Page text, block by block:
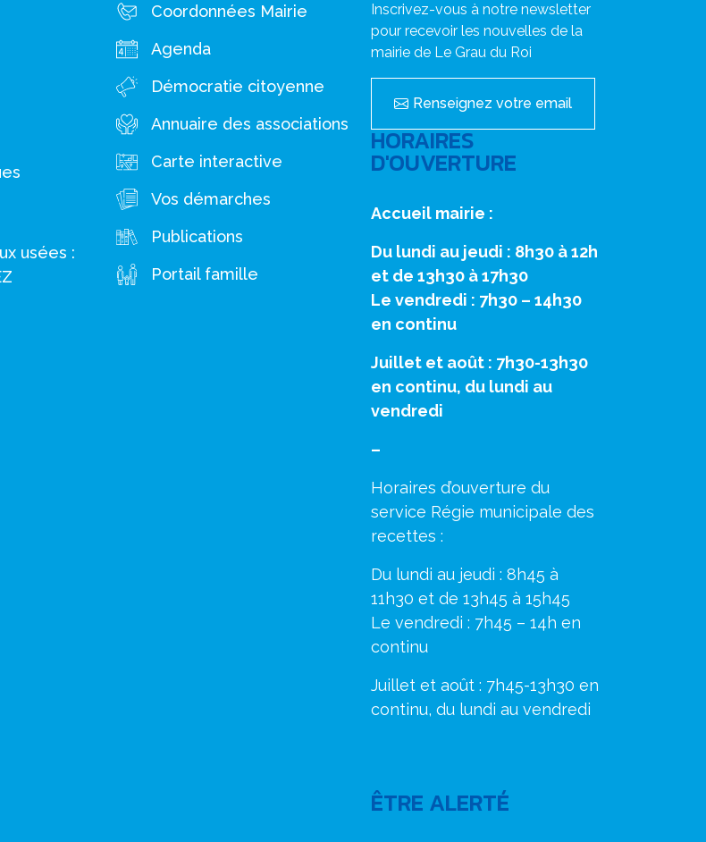
usées :
Coordonnées Mairie
Agenda
Démocratie citoyenne
Annuaire des associations
Carte interactive
Vos démarches
Publications
Portail famille
Inscrivez-vous à notre newsletter
pour recevoir les nouvelles de la
mairie de Le Grau du Roi
Renseignez votre email
HORAIRES
D'OUVERTURE
Accueil mairie :
Du lundi au jeudi : 8h30 à 12h
et de 13h30 à 17h30
Le vendredi : 7h30 – 14h30
en continu
Juillet et août : 7h30-13h30
en continu, du lundi au
vendredi
–
Horaires d’ouverture du
service Régie municipale des
recettes :
Du lundi au jeudi : 8h45 à
11h30 et de 13h45 à 15h45
Le vendredi : 7h45 – 14h en
continu
Juillet et août : 7h45-13h30 en
continu, du lundi au vendredi
ÊTRE ALERTÉ